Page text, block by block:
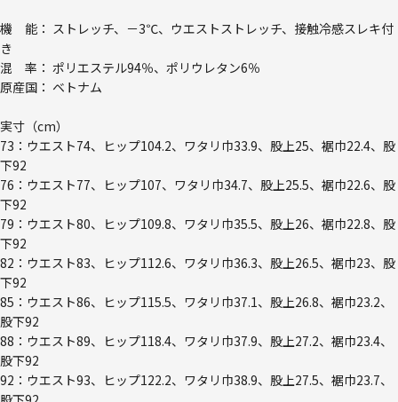
機 能： ストレッチ、－3℃、ウエストストレッチ、接触冷感スレキ付
き
混 率： ポリエステル94％、ポリウレタン6％
原産国： ベトナム
実寸（cm）
73：ウエスト74、ヒップ104.2、ワタリ巾33.9、股上25、裾巾22.4、股
下92
76：ウエスト77、ヒップ107、ワタリ巾34.7、股上25.5、裾巾22.6、股
下92
79：ウエスト80、ヒップ109.8、ワタリ巾35.5、股上26、裾巾22.8、股
下92
82：ウエスト83、ヒップ112.6、ワタリ巾36.3、股上26.5、裾巾23、股
下92
85：ウエスト86、ヒップ115.5、ワタリ巾37.1、股上26.8、裾巾23.2、
股下92
88：ウエスト89、ヒップ118.4、ワタリ巾37.9、股上27.2、裾巾23.4、
股下92
92：ウエスト93、ヒップ122.2、ワタリ巾38.9、股上27.5、裾巾23.7、